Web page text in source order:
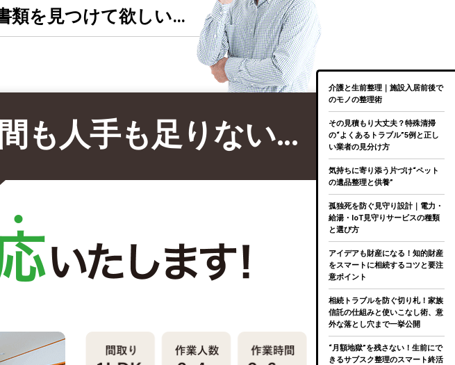
類を見つけて欲しい…
も人手も足りない…
介護と生前整理｜施設入居前後で
のモノの整理術
その見積もり大丈夫？特殊清掃
の“よくあるトラブル”5例と正し
い業者の見分け方
気持ちに寄り添う片づけ“ペット
の遺品整理と供養”
孤独死を防ぐ見守り設計｜電力・
給湯・IoT見守りサービスの種類
と選び方
アイデアも財産になる！知的財産
をスマートに相続するコツと要注
意ポイント
相続トラブルを防ぐ切り札！家族
信託の仕組みと使いこなし術、意
外な落とし穴まで一挙公開
“月額地獄”を残さない！生前にで
きるサブスク整理のスマート終活